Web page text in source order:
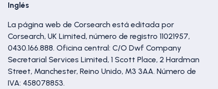
Inglés
La página web de Corsearch está editada por
Corsearch, UK Limited, número de registro 11021957,
0430.166.888. Oficina central: C/O Dwf Company
Secretarial Services Limited, 1 Scott Place, 2 Hardman
Street, Manchester, Reino Unido, M3 3AA. Número de
IVA: 458078853.